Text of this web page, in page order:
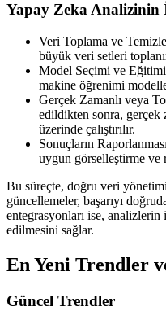
Yapay Zeka Analizinin
Veri Toplama ve
büyük veri setleri
Model Seçimi ve
makine öğrenimi
Gerçek Zamanlı veya
edildikten sonra, gerçek
üzerinde çalıştırılır.
Sonuçların
uygun görselleştirme ve
Bu süreçte, doğru veri
güncellemeler, başarıyı
entegrasyonları ise, analizlerin
edilmesini sağlar.
En Yeni Trendler
Güncel Trendler